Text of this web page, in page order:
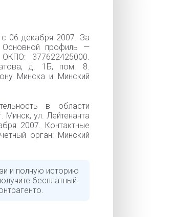
06 декабря 2007. За
Основной профиль —
377622425000.
д. 1Б, пом. 8.
Минска и Минский
в области
Минск, ул. Лейтенанта
2007. Контактные
орган: Минский
и полную историю
бесплатный